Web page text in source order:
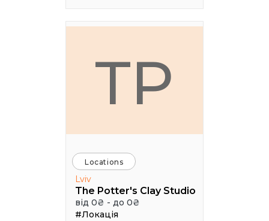
TP
Locations
Lviv
The Potter's Clay Studio
від 0₴ - до 0₴
#Локація